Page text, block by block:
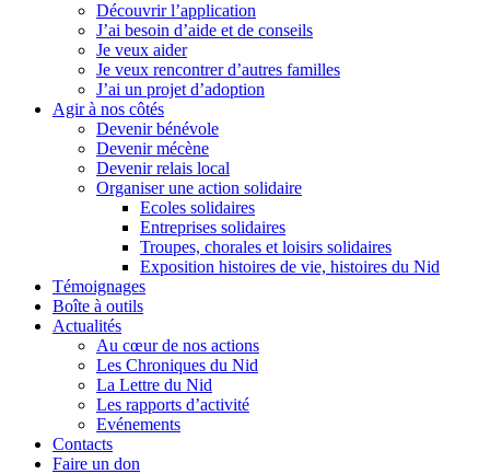
Découvrir l’application
J’ai besoin d’aide et de conseils
Je veux aider
Je veux rencontrer d’autres familles
J’ai un projet d’adoption
Agir à nos côtés
Devenir bénévole
Devenir mécène
Devenir relais local
Organiser une action solidaire
Ecoles solidaires
Entreprises solidaires
Troupes, chorales et loisirs solidaires
Exposition histoires de vie, histoires du Nid
Témoignages
Boîte à outils
Actualités
Au cœur de nos actions
Les Chroniques du Nid
La Lettre du Nid
Les rapports d’activité
Evénements
Contacts
Faire un don